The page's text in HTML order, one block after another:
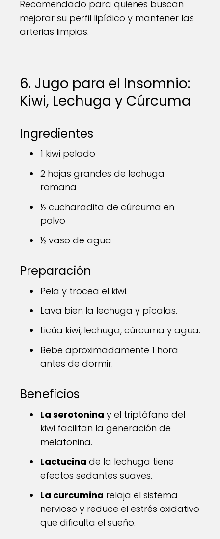
Recomendado para quienes buscan
mejorar su perfil lipídico y mantener las
arterias limpias.
6. Jugo para el Insomnio:
Kiwi, Lechuga y Cúrcuma
Ingredientes
1 kiwi pelado
2 hojas grandes de lechuga
romana
½ cucharadita de cúrcuma en
polvo
½ vaso de agua
Preparación
Pela y trocea el kiwi.
Lava bien la lechuga y pícalas.
Licúa kiwi, lechuga, cúrcuma y agua.
Bebe aproximadamente 1 hora
antes de dormir.
Beneficios
La serotonina y el triptófano del
kiwi facilitan la generación de
melatonina.
Lactucina de la lechuga tiene
efectos sedantes suaves.
La curcumina relaja el sistema
nervioso y reduce el estrés oxidativo
que dificulta el sueño.